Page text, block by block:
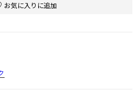
お気に入りに追加